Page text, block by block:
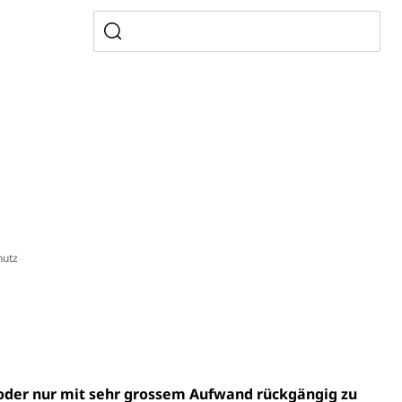
nur mit sehr grossem Aufwand rückgängig zu
Freiwilliges Kindergarten Jahr
parallele Einfuhr, regionale